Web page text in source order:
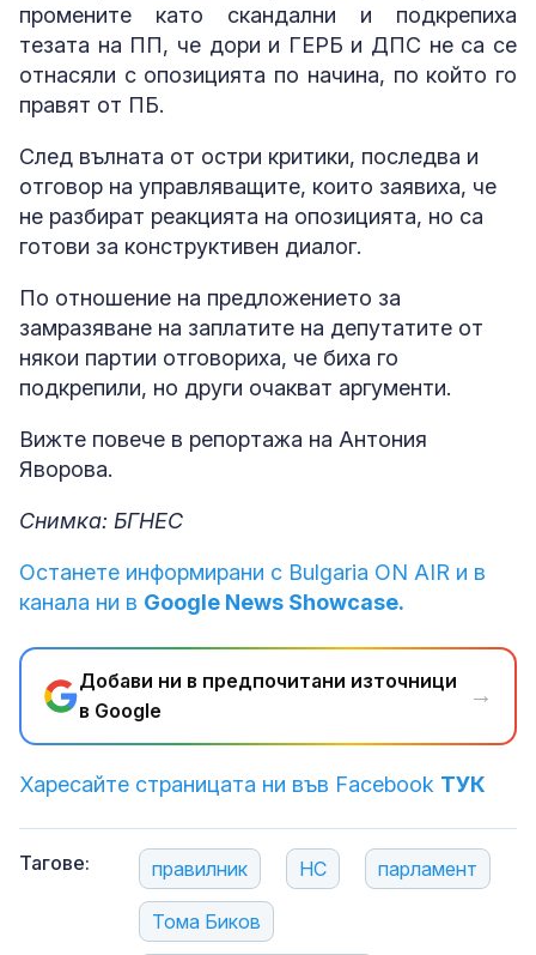
промените като скандални и подкрепиха
тезата на ПП, че дори и ГЕРБ и ДПС не са се
отнасяли с опозицията по начина, по който го
правят от ПБ.
След вълната от остри критики, последва и
отговор на управляващите, които заявиха, че
не разбират реакцията на опозицията, но са
готови за конструктивен диалог.
По отношение на предложението за
замразяване на заплатите на депутатите от
някои партии отговориха, че биха го
подкрепили, но други очакват аргументи.
Вижте повече в репортажа на Антония
Яворова.
Снимка: БГНЕС
Останете информирани с Bulgaria ON AIR и в
канала ни в Google News Showcase.
Добави ни в предпочитани източници
в Google
→
Харесайте страницата ни във Facebook ТУК
Тагове: правилник НС парламент
Тома Биков